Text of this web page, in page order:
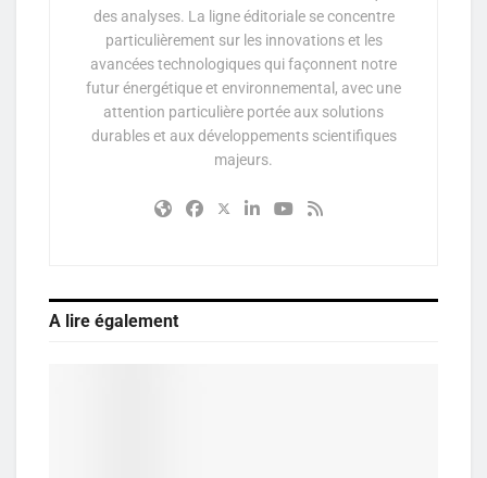
des analyses. La ligne éditoriale se concentre
particulièrement sur les innovations et les
avancées technologiques qui façonnent notre
futur énergétique et environnemental, avec une
attention particulière portée aux solutions
durables et aux développements scientifiques
majeurs.
A lire également